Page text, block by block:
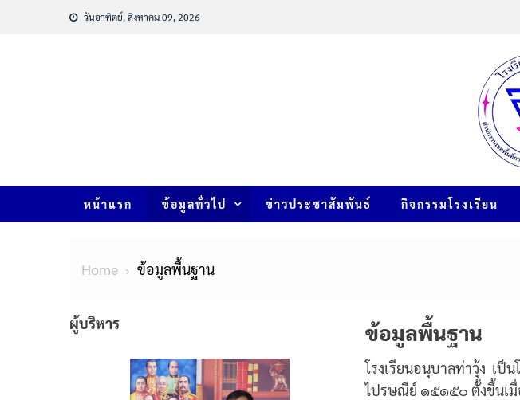
วันอาทิตย์, สิงหาคม 09, 2026
หน้าแรก ข้อมูลทั่วไป ข่าวประชาสัมพันธ์ กิจกรรมโรงเรียน
Home ข้อมูลพื้นฐาน
ข้อมูลพื้นฐาน
โรงเรียนอนุบาลท่าวุ้ง เป็
ไปรษณีย์ ๑๕๑๕๐ ตั้งขึ้นเ
ผู้บริหาร